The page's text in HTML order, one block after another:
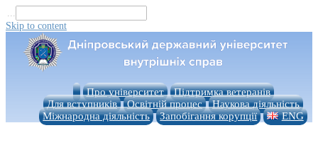
...
Skip to content
Про університет
Підтримка ветеранів
Для вступників
Освітній процес
Наукова діяльність
Міжнародна діяльність
Запобігання корупції ENG